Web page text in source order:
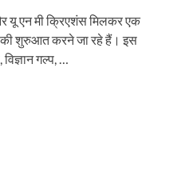
यू एन मी क्रिएशंस मिलकर एक
की शुरुआत करने जा रहे हैं। इस
गल्प, …